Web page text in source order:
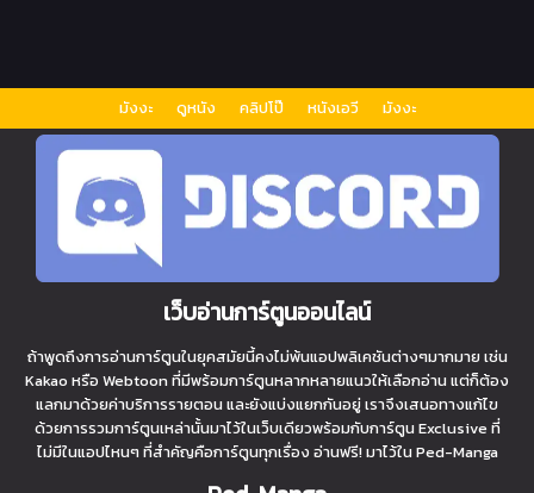
มังงะ ดูหนัง คลิปโป๊ หนังเอวี มังงะ
เว็บอ่านการ์ตูนออนไลน์
ถ้าพูดถึงการอ่านการ์ตูนในยุคสมัยนี้คงไม่พ้นแอปพลิเคชันต่างๆมากมาย เช่น
Kakao หรือ Webtoon ที่มีพร้อมการ์ตูนหลากหลายแนวให้เลือกอ่าน แต่ก็ต้อง
แลกมาด้วยค่าบริการรายตอน และยังแบ่งแยกกันอยู่ เราจึงเสนอทางแก้ไข
ด้วยการรวมการ์ตูนเหล่านั้นมาไว้ในเว็บเดียวพร้อมกับการ์ตูน Exclusive ที่
ไม่มีในแอปไหนๆ ที่สำคัญคือการ์ตูนทุกเรื่อง อ่านฟรี! มาไว้ใน Ped-Manga